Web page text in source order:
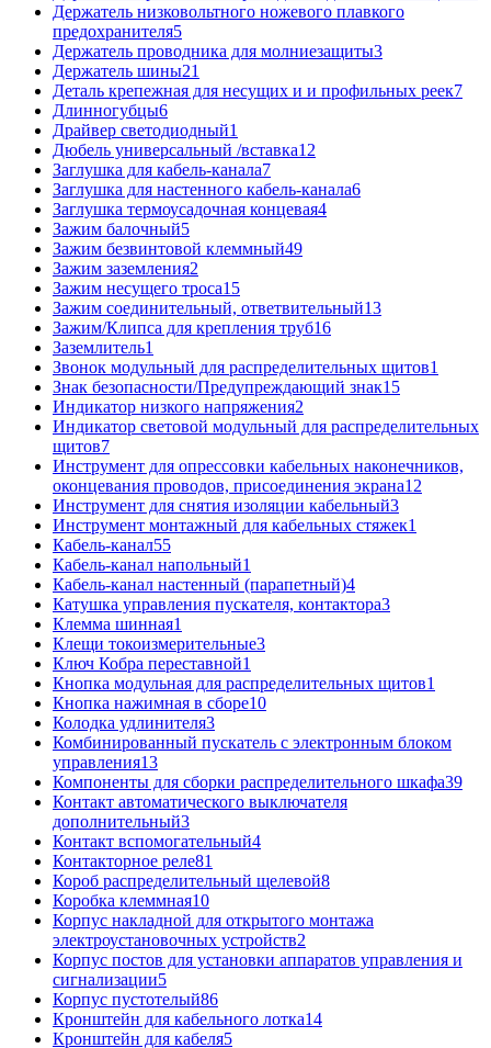
Держатель низковольтного ножевого плавкого
предохранителя5
Держатель проводника для молниезащиты3
Держатель шины21
Деталь крепежная для несущих и и профильных реек7
Длинногубцы6
Драйвер светодиодный1
Дюбель универсальный /вставка12
Заглушка для кабель-канала7
Заглушка для настенного кабель-канала6
Заглушка термоусадочная концевая4
Зажим балочный5
Зажим безвинтовой клеммный49
Зажим заземления2
Зажим несущего троса15
Зажим соединительный, ответвительный13
Зажим/Клипса для крепления труб16
Заземлитель1
Звонок модульный для распределительных щитов1
Знак безопасности/Предупреждающий знак15
Индикатор низкого напряжения2
Индикатор световой модульный для распределительных
щитов7
Инструмент для опрессовки кабельных наконечников,
оконцевания проводов, присоединения экрана12
Инструмент для снятия изоляции кабельный3
Инструмент монтажный для кабельных стяжек1
Кабель-канал55
Кабель-канал напольный1
Кабель-канал настенный (парапетный)4
Катушка управления пускателя, контактора3
Клемма шинная1
Клещи токоизмерительные3
Ключ Кобра переставной1
Кнопка модульная для распределительных щитов1
Кнопка нажимная в сборе10
Колодка удлинителя3
Комбинированный пускатель с электронным блоком
управления13
Компоненты для сборки распределительного шкафа39
Контакт автоматического выключателя
дополнительный3
Контакт вспомогательный4
Контакторное реле81
Короб распределительный щелевой8
Коробка клеммная10
Корпус накладной для открытого монтажа
электроустановочных устройств2
Корпус постов для установки аппаратов управления и
сигнализации5
Корпус пустотелый86
Кронштейн для кабельного лотка14
Кронштейн для кабеля5